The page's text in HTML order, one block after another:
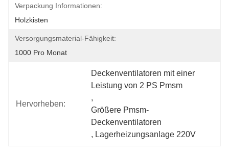
Verpackung Informationen:
Holzkisten
Versorgungsmaterial-Fähigkeit:
1000 Pro Monat
Hervorheben:
Deckenventilatoren mit einer
Leistung von 2 PS Pmsm
,
Größere Pmsm-
Deckenventilatoren
, Lagerheizungsanlage 220V